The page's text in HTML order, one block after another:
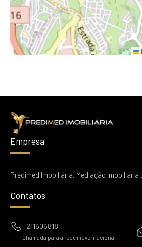
Empresa
Predimed Imobiliária, Mediação Imobiliária
Contatos
211606818
Chamada para a rede móvel nacional